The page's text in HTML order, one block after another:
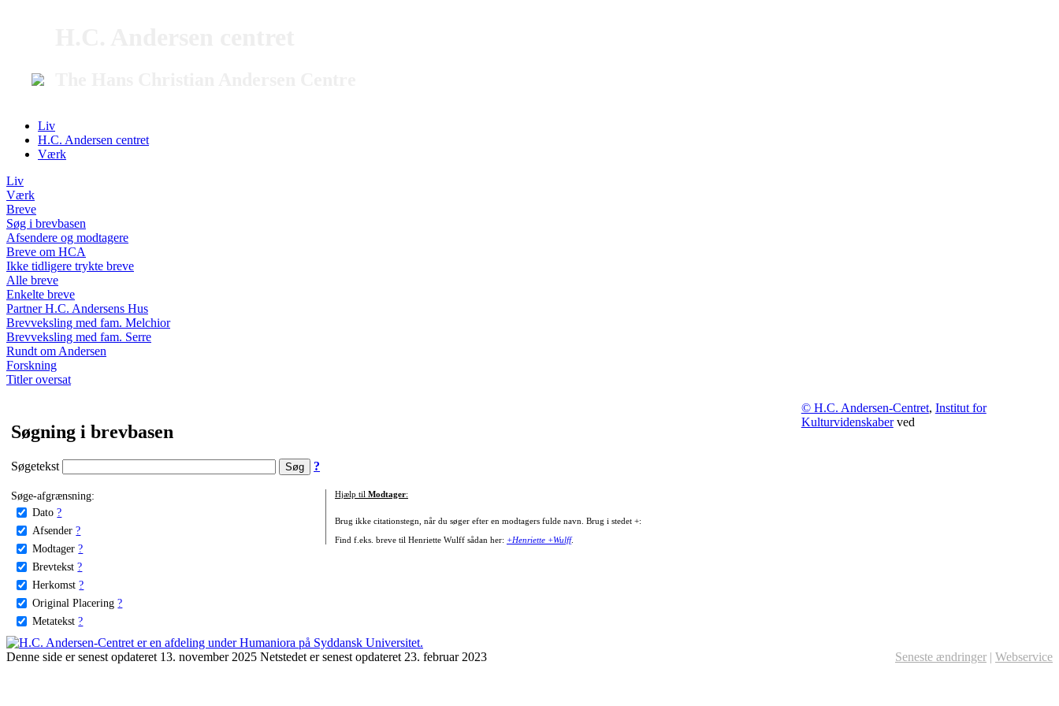
Liv
H.C. Andersen centret
Værk
Liv
Værk
Breve
Søg i brevbasen
Afsendere og modtagere
Breve om HCA
Ikke tidligere trykte breve
Alle breve
Enkelte breve
Partner H.C. Andersens Hus
Brevveksling med fam. Melchior
Brevveksling med fam. Serre
Rundt om Andersen
Forskning
Titler oversat
Søgning i brevbasen
Søgetekst ?
Søge-afgrænsning:
Dato ?
Afsender ?
Modtager ?
Brevtekst ?
Herkomst ?
Original Placering ?
Metatekst ?
Hjælp til Modtager:
Brug ikke citationstegn, når du søger efter en modtagers fulde navn. Brug i stedet +:
Find f.eks. breve til Henriette Wulff sådan her: +Henriette +Wulff.
© H.C. Andersen-Centret, Institut for
Kulturvidenskaberved
Denne side er senest opdateret 13. november 2025 Netstedet er senest opdateret 23. februar 2023 Seneste ændringer | Webservice